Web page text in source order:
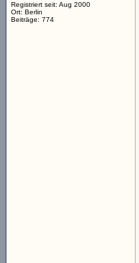
Registriert seit: Aug 2000
Ort: Berlin
Beiträge: 774